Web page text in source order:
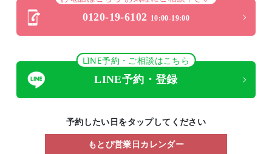
0120-19-6102 10:00-19:00
LINE予約・ご相談はこちら
LINE予約・登録
予約したい日をタップしてください
もとび営業日カレンダー